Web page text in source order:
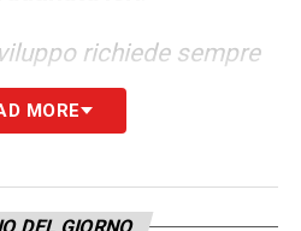
richiede sempre
chi ha
del calcio femminile, a
MORE